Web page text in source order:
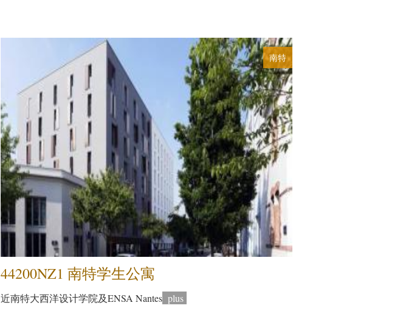
南特
44200NZ1 南特学生公寓
近南特大西洋设计学院及ENSA Nantes plus